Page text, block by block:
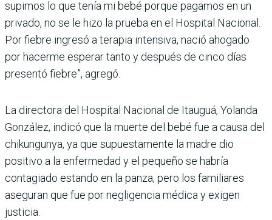
supimos lo que tenía mi bebé porque pagamos en un
privado, no se le hizo la prueba en el Hospital Nacional.
Por fiebre ingresó a terapia intensiva, nació ahogado
por hacerme esperar tanto y después de cinco días
presentó fiebre”, agregó.
La directora del Hospital Nacional de Itauguá, Yolanda
González, indicó que la muerte del bebé fue a causa del
chikungunya, ya que supuestamente la madre dio
positivo a la enfermedad y el pequeño se habría
contagiado estando en la panza, pero los familiares
aseguran que fue por negligencia médica y exigen
justicia.